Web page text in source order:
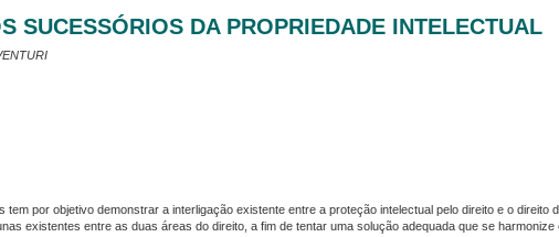
SUCESSÓRIOS DA PROPRIEDADE INTELECTUAL
tem por objetivo demonstrar a interligação existente entre a proteção intelectual pelo direito e o direito
existentes entre as duas áreas do direito, a fim de tentar uma solução adequada que se